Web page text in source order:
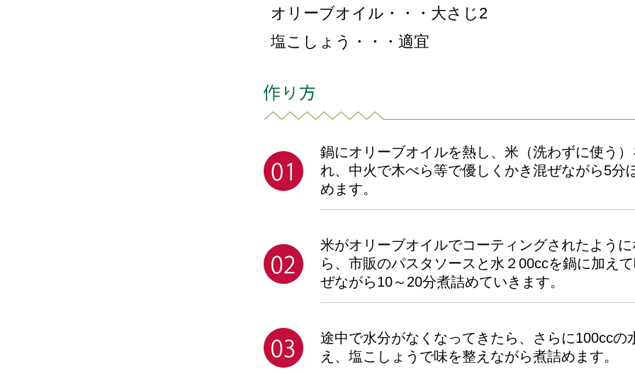
オリーブオイル・・・大さじ2
塩こしょう・・・適宜
鍋にオリーブオイルを熱し、米（洗わずに使う
れ、中火で木べら等で優しくかき混ぜながら5分
めます。
米がオリーブオイルでコーティングされたよう
ら、市販のパスタソースと水２00ccを鍋に加え
ぜながら10～20分煮詰めていきます。
途中で水分がなくなってきたら、さらに100ccの
え、塩こしょうで味を整えながら煮詰めます。